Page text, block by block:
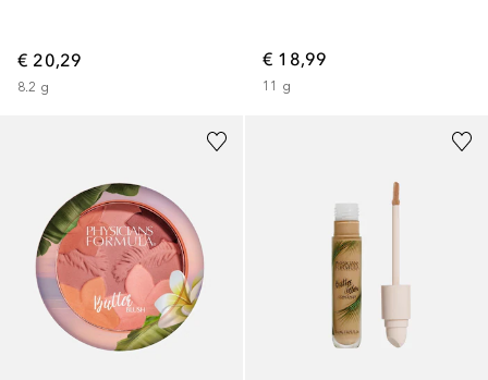
€ 20,29
8.2 g
€ 18,99
11 g